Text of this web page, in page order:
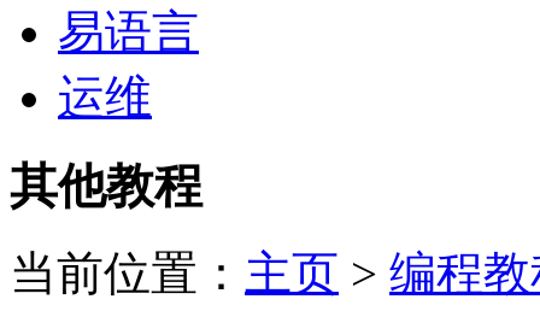
易语言
运维
其他教程
当前位置： 主页 > 编程